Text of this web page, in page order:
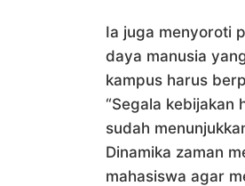
Ia juga menyoroti
daya manusia
kampus harus
“Segala kebijakan
sudah
Dinamika zaman
mahasiswa agar